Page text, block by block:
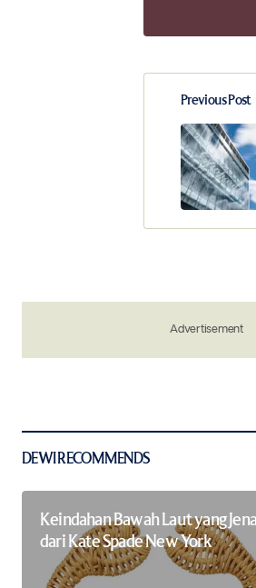
Your email
Comment*
Save my
Previous Post
Advertisement
DEWI RECOMMENDS
Keindahan Bawah Laut yang
dari Kate Spade New York